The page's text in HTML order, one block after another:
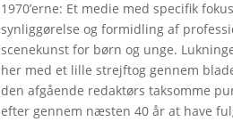
1970’erne: Et medie med specifik
synliggørelse og formidling af
scenekunst for børn og unge.
her med et lille strejftog gennem
den afgående redaktørs taksomme
efter gennem næsten 40 år at have